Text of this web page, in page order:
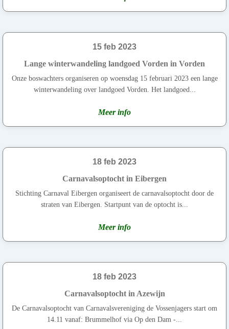
15 feb 2023
Lange winterwandeling landgoed Vorden in Vorden
Onze boswachters organiseren op woensdag 15 februari 2023 een lange
winterwandeling over landgoed Vorden. Het landgoed...
Meer info
18 feb 2023
Carnavalsoptocht in Eibergen
Stichting Carnaval Eibergen organiseert de carnavalsoptocht door de
straten van Eibergen. Startpunt van de optocht is...
Meer info
18 feb 2023
Carnavalsoptocht in Azewijn
De Carnavalsoptocht van Carnavalsvereniging de Vossenjagers start om
14.11 vanaf: Brummelhof via Op den Dam -...